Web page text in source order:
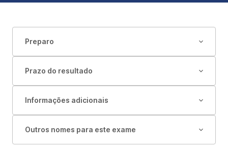
Preparo
Prazo do resultado
Informações adicionais
Outros nomes para este exame